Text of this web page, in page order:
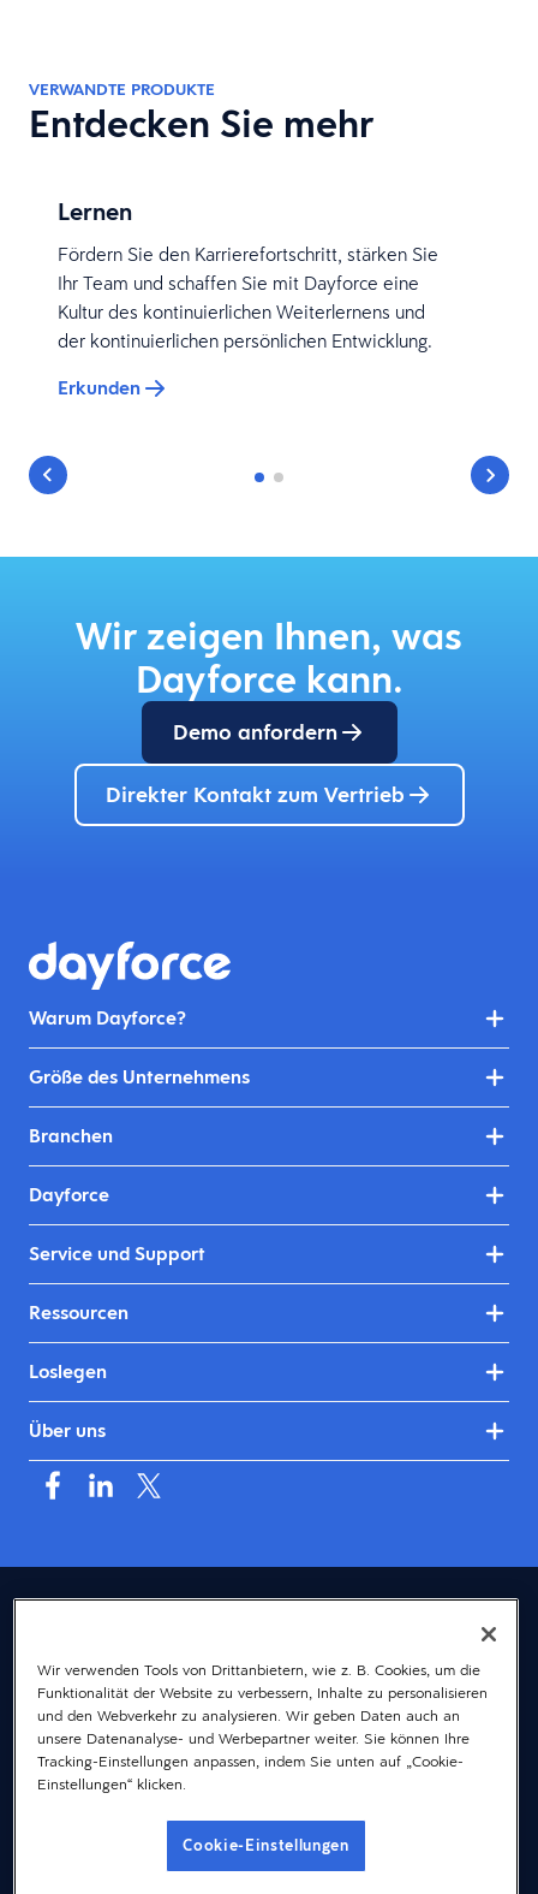
VERWANDTE PRODUKTE
Entdecken Sie mehr
Lernen
Fördern Sie den Karrierefortschritt, stärken Sie
Ihr Team und schaffen Sie mit Dayforce eine
Kultur des kontinuierlichen Weiterlernens und
der kontinuierlichen persönlichen Entwicklung.
Erkunden
Wir zeigen Ihnen, was
Dayforce kann.
Demo anfordern
Direkter Kontakt zum Vertrieb
Warum Dayforce?
Größe des Unternehmens
Branchen
Dayforce
Service und Support
Ressourcen
Loslegen
Über uns
© 2026 Dayforce
Datenschutz
Bedingungen
Accessibility
Cookie-Hinweis
Impressum
Wir verwenden Tools von Drittanbietern, wie z. B. Cookies, um die
Funktionalität der Website zu verbessern, Inhalte zu personalisieren
und den Webverkehr zu analysieren. Wir geben Daten auch an
unsere Datenanalyse- und Werbepartner weiter. Sie können Ihre
Tracking-Einstellungen anpassen, indem Sie unten auf „Cookie-
Einstellungen“ klicken.
Cookie-Einstellungen